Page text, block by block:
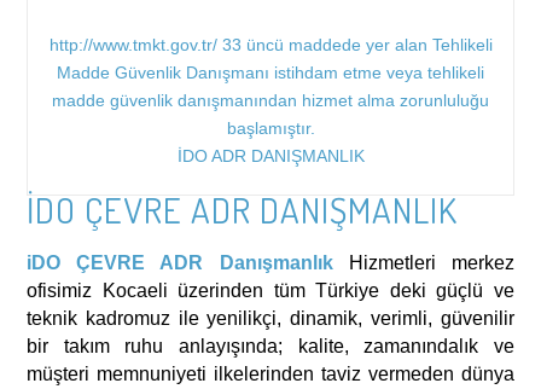
http://www.tmkt.gov.tr/ 33 üncü maddede yer alan Tehlikeli
Madde Güvenlik Danışmanı istihdam etme veya tehlikeli
madde güvenlik danışmanından hizmet alma zorunluluğu
başlamıştır.
İDO ADR DANIŞMANLIK
İDO ÇEVRE ADR DANIŞMANLIK
iDO ÇEVRE ADR Danışmanlık
Hizmetleri merkez
ofisimiz Kocaeli üzerinden tüm Türkiye deki güçlü ve
teknik kadromuz ile yenilikçi, dinamik, verimli, güvenilir
bir takım ruhu anlayışında; kalite, zamanındalık ve
müşteri memnuniyeti ilkelerinden taviz vermeden dünya